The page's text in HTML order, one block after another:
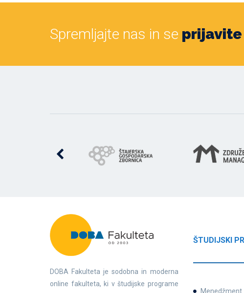
Spremljajte nas in se prijavite
DOBA Fakulteta je sodobna in moderna
online fakulteta, ki v študijske programe
ŠTUDIJSKI
Menedžment